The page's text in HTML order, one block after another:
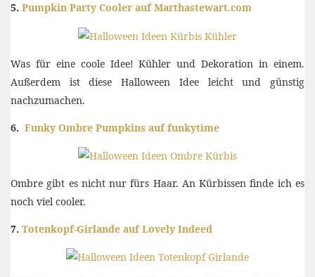
5. Pumpkin Party Cooler auf Marthastewart.com
Was für eine coole Idee! Kühler und Dekoration in einem.
Außerdem ist diese Halloween Idee leicht und günstig
nachzumachen.
6. Funky Ombre Pumpkins auf funkytime
Ombre gibt es nicht nur fürs Haar. An Kürbissen finde ich es
noch viel cooler.
7. Totenkopf-Girlande auf Lovely Indeed